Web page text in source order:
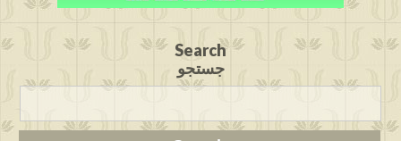
Search
جستجو